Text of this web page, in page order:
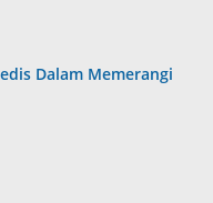
Dalam Memerangi